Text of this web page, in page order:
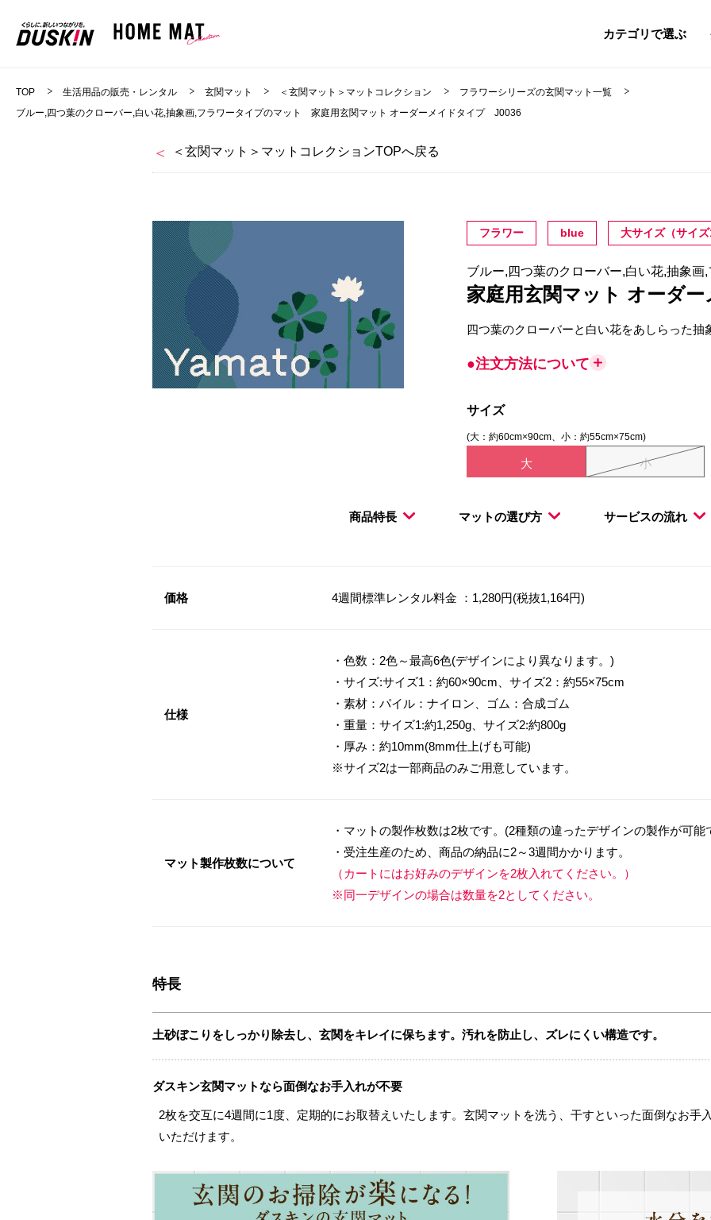
カテゴリで選ぶ
TOP 生活用品の販売・レンタル 玄関マット ＜玄関マット＞マットコレクション
フラワーシリーズの玄関マット一覧
ブルー,四つ葉のクローバー,白い花,抽象画,フラワータイプのマット 家庭用玄関マット オーダーメイドタイプ J0036
＜玄関マット＞マットコレクションTOPへ戻る
フラワー blue 大サイズ（サイ
ブルー,四つ葉のクローバー,白い花,抽象画
家庭用玄関マット オーダ
四つ葉のクローバーと白い花をあしらった抽
●注文方法について
サイズ
(大：約60cm×90cm、小：約55cm×75cm)
大 小
商品特長 マットの選び方 サービスの流れ
価格 4週間標準レンタル料金 ：1,280円(税抜1,164円)
仕様
・色数：2色～最高6色(デザインにより異なります。)
・サイズ:サイズ1：約60×90cm、サイズ2：約55×75cm
・素材：パイル：ナイロン、ゴム：合成ゴム
・重量：サイズ1:約1,250g、サイズ2:約800g
・厚み：約10mm(8mm仕上げも可能)
※サイズ2は一部商品のみご用意しています。
マット製作枚数について
・マットの製作枚数は2枚です。(2種類の違ったデザインの製作が可能
・受注生産のため、商品の納品に2～3週間かかります。
（カートにはお好みのデザインを2枚入れてください。）
※同一デザインの場合は数量を2としてください。
特長
土砂ぼこりをしっかり除去し、玄関をキレイに保ちます。汚れを防止し、ズレにくい構造です。
ダスキン玄関マットなら面倒なお手入れが不要
2枚を交互に4週間に1度、定期的にお取替えいたします。玄関マットを洗う、干すといった面倒なお手
いただけます。